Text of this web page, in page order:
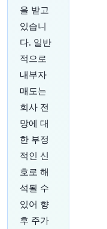
을 받고
있습니
다. 일반
적으로
내부자
매도는
회사 전
망에 대
한 부정
적인 신
호로 해
석될 수
있어 향
후 주가